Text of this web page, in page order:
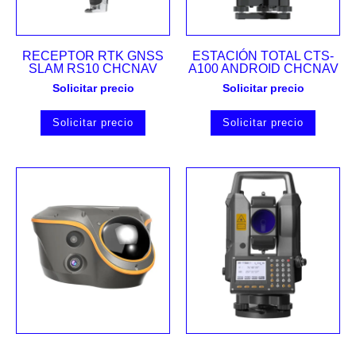
RECEPTOR RTK GNSS
SLAM RS10 CHCNAV
Solicitar precio
Solicitar precio
ESTACIÓN TOTAL CTS-
A100 ANDROID CHCNAV
Solicitar precio
Solicitar precio